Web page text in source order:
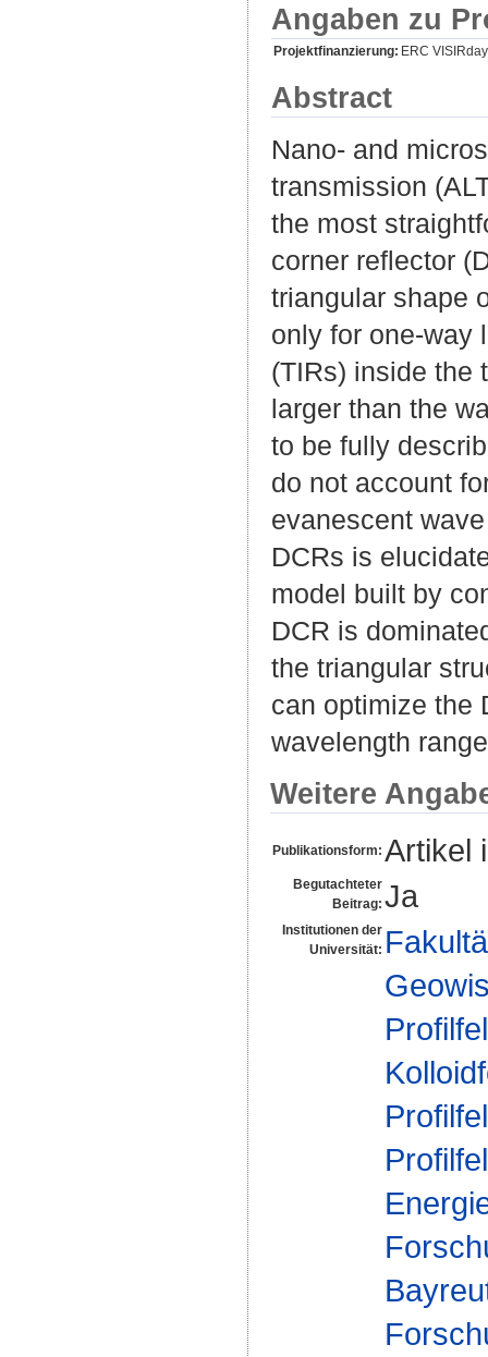
Angaben zu
Projektfinanzierung: ERC
Abstract
Nano- and
transmission
the most
corner reflector
triangular shape
only for one-way
(TIRs) inside the
larger than the
to be fully
do not account
evanescent
DCRs is
model built by
DCR is
the triangular
can optimize the
wavelength
Weitere
Publikationsform: Artikel
Begutachteter
Beitrag: Ja
Institutionen der
Universität: